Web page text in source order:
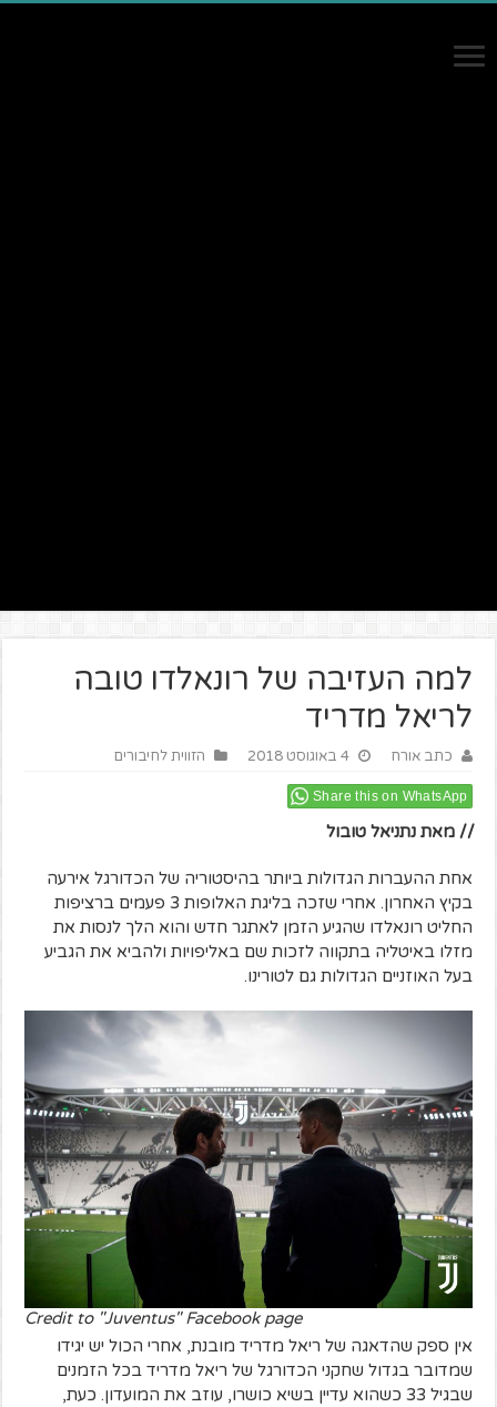
למה העזיבה של רונאלדו טובה
לריאל מדריד
כתב אורח 4 באוגוסט 2018 הזווית לחיבורים
Share this on WhatsApp
// מאת נתניאל טובול
אחת ההעברות הגדולות ביותר בהיסטוריה של הכדורגל אירעה
בקיץ האחרון. אחרי שזכה בליגת האלופות 3 פעמים ברציפות
החליט רונאלדו שהגיע הזמן לאתגר חדש והוא הלך לנסות את
מזלו באיטליה בתקווה לזכות שם באליפויות ולהביא את הגביע
בעל האוזניים הגדולות גם לטורינו.
Credit to "Juventus" Facebook page
אין ספק שהדאגה של ריאל מדריד מובנת, אחרי הכול יש יגידו
שמדובר בגדול שחקני הכדורגל של ריאל מדריד בכל הזמנים
שבגיל 33 כשהוא עדיין בשיא כושרו, עוזב את המועדון. כעת,